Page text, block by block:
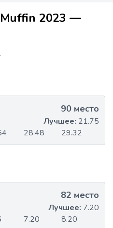
Muffin 2023 —
90 место
28.48 29.32
Лучшее: 21.75
82 место
7.20 8.20
Лучшее: 7.20